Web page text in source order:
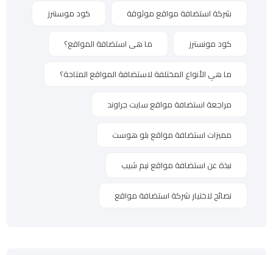
شركة استضافة مواقع موثوقة كود موسنترز
كود مونسترز ما هى استضافة المواقع؟
ما هي الأنواع المختلفة لاستضافة المواقع المتاحة؟
مراجعة استضافة مواقع سايت جراوند
مميزات استضافة مواقع بلو هوست
نبذة عن استضافة مواقع نيم شيب
نصائح لاختيار شركة استضافة مواقع